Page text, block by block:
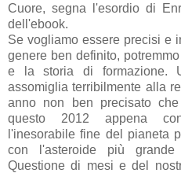
Cuore, segna l'esordio di
dell'ebook.
Se vogliamo essere precisi e
genere ben definito,
e la storia di formazione.
assomiglia terribilmente alla
anno non ben precisato
questo 2012 appena
l'inesorabile fine del pianeta
con l'asteroide più
Questione di mesi e del